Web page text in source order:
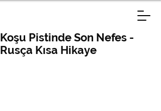
Koşu Pistinde Son Nefes -
Rusça Kısa Hikaye